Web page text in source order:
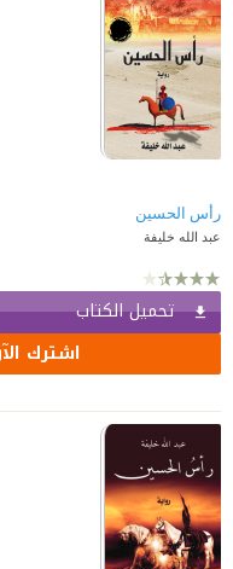
رأس الحسين
عبد الله خليفة
تحميل الكتاب
اشترك